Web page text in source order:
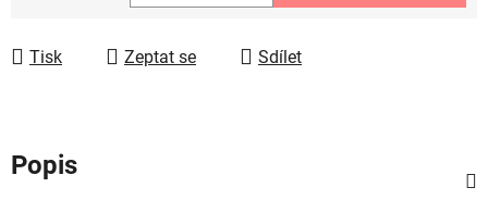
Tisk Zeptat se Sdílet
Popis